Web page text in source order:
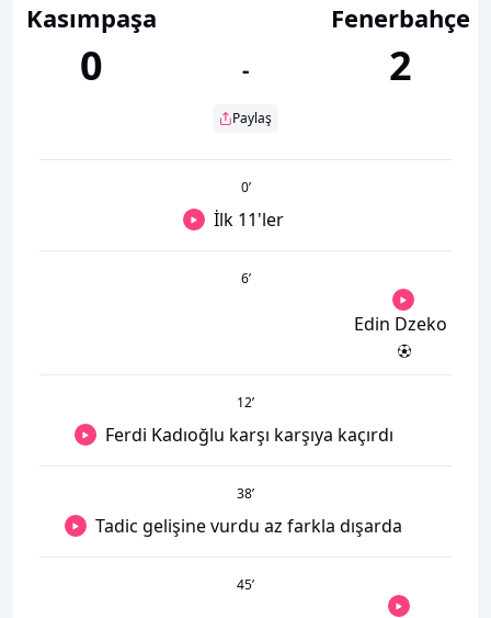
Kasımpaşa
0 -
Paylaş
Fenerbahçe
2
0’
İlk 11'ler
6’
Edin Dzeko
12’
Ferdi Kadıoğlu karşı karşıya kaçırdı
38’
Tadic gelişine vurdu az farkla dışarda
45’